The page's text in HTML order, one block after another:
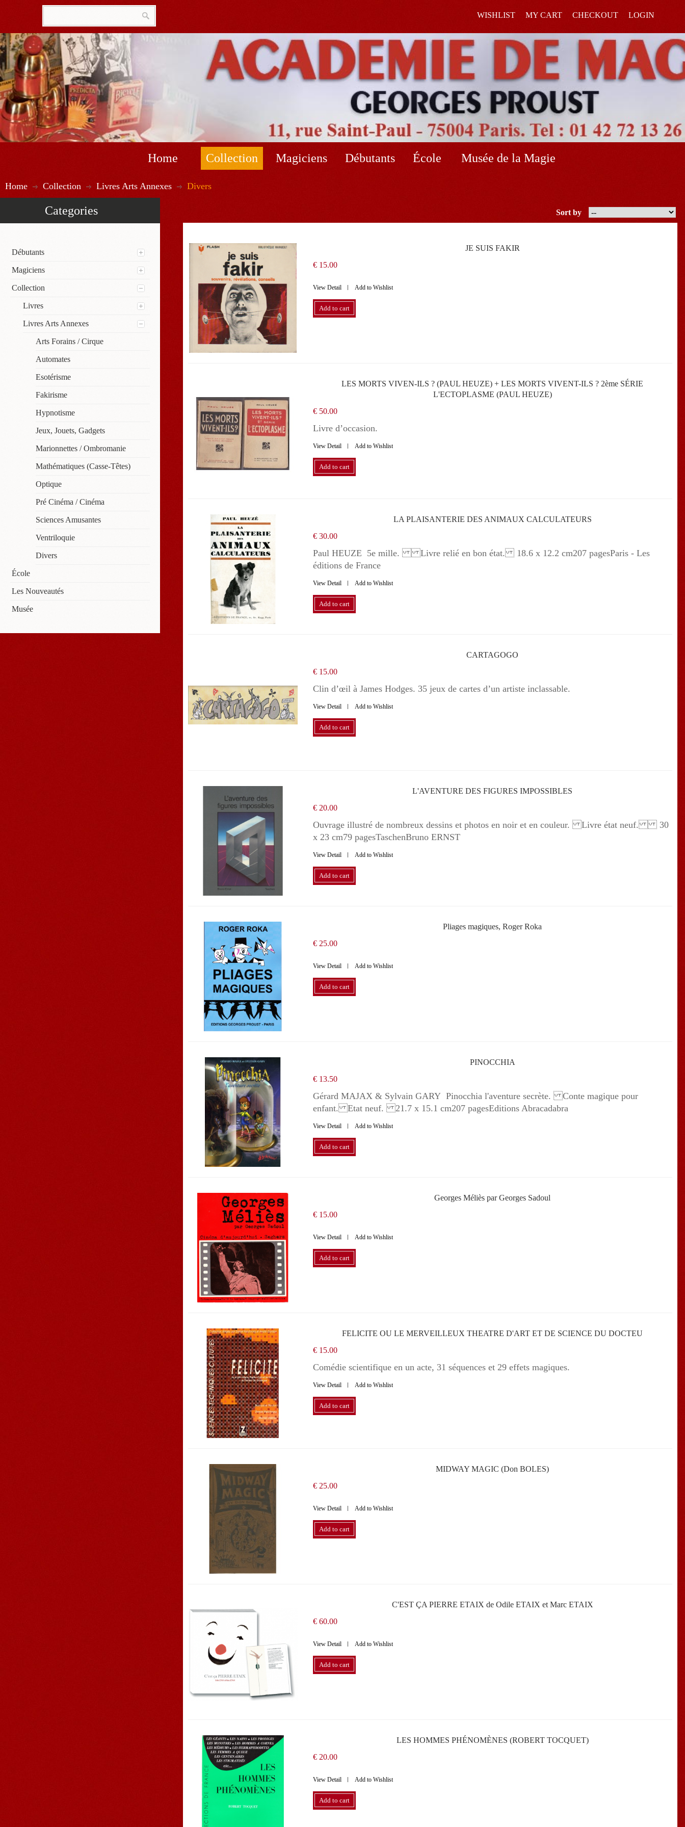
WISHLIST MY CART CHECKOUT LOGIN
Home Collection Magiciens Débutants École Musée de la Magie
Home Collection Livres Arts Annexes Divers
Categories
Débutants
Magiciens
Collection
Livres
Livres Arts Annexes
Arts Forains / Cirque
Automates
Esotérisme
Fakirisme
Hypnotisme
Jeux, Jouets, Gadgets
Marionnettes / Ombromanie
Mathématiques (casse-Têtes)
Optique
Pré Cinéma / Cinéma
Sciences Amusantes
Ventriloquie
Divers
École
Les Nouveautés
Musée
Sort by
JE SUIS FAKIR
€ 15.00
View Detail Add to Wishlist
Add to cart
LES MORTS VIVEN-ILS ? (PAUL HEUZE) + LES MORTS VIVENT-ILS ? 2ème SÉRIE
L'ECTOPLASME (PAUL HEUZE)
€ 50.00
Livre d’occasion.
View Detail Add to Wishlist
Add to cart
LA PLAISANTERIE DES ANIMAUX CALCULATEURS
€ 30.00
Paul HEUZE 5e mille. Livre relié en bon état. 18.6 x 12.2 cm207 pagesParis - Les
éditions de France
View Detail Add to Wishlist
Add to cart
CARTAGOGO
€ 15.00
Clin d’œil à James Hodges. 35 jeux de cartes d’un artiste inclassable.
View Detail Add to Wishlist
Add to cart
L'AVENTURE DES FIGURES IMPOSSIBLES
€ 20.00
Ouvrage illustré de nombreux dessins et photos en noir et en couleur. Livre état neuf. 30
x 23 cm79 pagesTaschenBruno ERNST
View Detail Add to Wishlist
Add to cart
Pliages magiques, Roger Roka
€ 25.00
View Detail Add to Wishlist
Add to cart
PINOCCHIA
€ 13.50
Gérard MAJAX & Sylvain GARY Pinocchia l'aventure secrète. Conte magique pour
enfant. Etat neuf. 21.7 x 15.1 cm207 pagesEditions Abracadabra
View Detail Add to Wishlist
Add to cart
Georges Méliès par Georges Sadoul
€ 15.00
View Detail Add to Wishlist
Add to cart
FELICITE OU LE MERVEILLEUX THEATRE D'ART ET DE SCIENCE DU DOCTEU
€ 15.00
Comédie scientifique en un acte, 31 séquences et 29 effets magiques.
View Detail Add to Wishlist
Add to cart
MIDWAY MAGIC (Don BOLES)
€ 25.00
View Detail Add to Wishlist
Add to cart
C'EST ÇA PIERRE ETAIX de Odile ETAIX et Marc ETAIX
€ 60.00
View Detail Add to Wishlist
Add to cart
LES HOMMES PHÉNOMÈNES (ROBERT TOCQUET)
€ 20.00
View Detail Add to Wishlist
Add to cart